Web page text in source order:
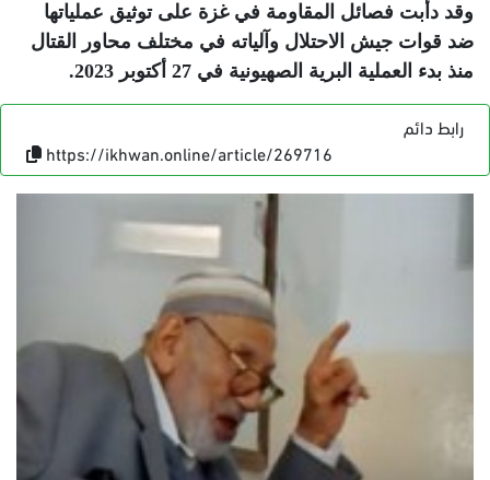
وقد دأبت فصائل المقاومة في غزة على توثيق عملياتها
ضد قوات جيش الاحتلال وآلياته في مختلف محاور القتال
منذ بدء العملية البرية الصهيونية في 27 أكتوبر 2023
.
رابط دائم
https://ikhwan.online/article/269716